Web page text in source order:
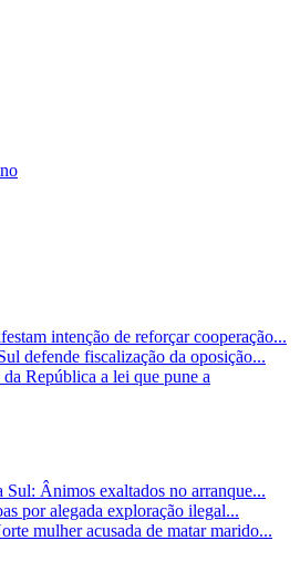
intenção de reforçar cooperação...
defende fiscalização da oposição...
República a lei que pune a
Ânimos exaltados no arranque...
por alegada exploração ilegal...
mulher acusada de matar marido...